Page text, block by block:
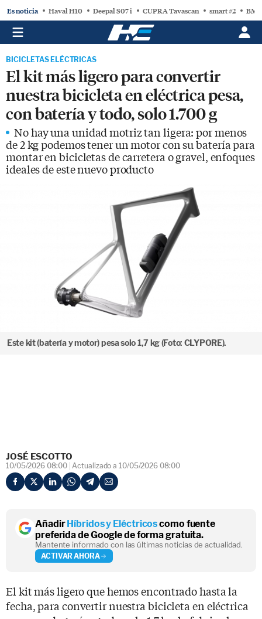
Es noticia Haval H10 Deepal S07 i CUPRA Tavascan smart #2
BICICLETAS ELÉCTRICAS
El kit más ligero para convertir
nuestra bicicleta en eléctrica pesa,
con batería y todo, solo 1.700 g
No hay una unidad motriz tan ligera: por menos
de 2 kg podemos tener un motor con su batería para
montar en bicicletas de carretera o gravel, enfoques
ideales de este nuevo producto
Este kit (batería y motor) pesa solo 1,7 kg (Foto: CLYPORE).
JOSÉ ESCOTTO
10/05/2026 08:00 Actualizado a 10/05/2026 08:00
AñadirHíbridos y Eléctricoscomo fuente
preferida de Google de forma gratuita.
Mantente informado con las últimas noticias de actualidad.
ACTIVAR AHORA
El kit más ligero que hemos encontrado hasta la
fecha, para convertir nuestra bicicleta en eléctrica